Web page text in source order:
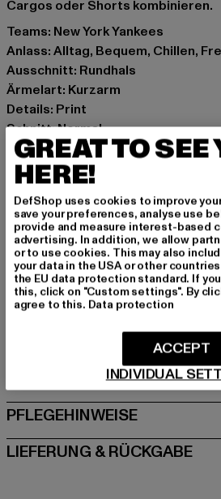
Cargos oder Shorts kombinieren.
Teams: New York Yankees
Anlass: Alltag, Bequem, Chillen,
Ausschnitt: Rundhals
Ärmelart: Kurzarm
Details: Print
Schnitt: Normal
Marke: New Era
Kat.: T-Shirts
Farbe: grau
Hersteller Farbe: lgh/black
Materialzusammensetzung: 100%
Art.Nr: 11863696-07204
Hersteller: New Era Cap GmbH |
germany@neweracap.com
GRÖSSE & PASSFORM
PFLEGEHINWEISE
LIEFERUNG & RÜCKGABE
GREAT TO SEE
HERE!
DefShop uses cookies to improve
save your preferences, analyse use
provide and measure interest-based
advertising. In addition, we allow
or to use cookies. This may also
your data in the USA or other
the EU data protection standard. If
this, click on "Custom settings". By
agree to this. Data protection
INDIVIDUAL
ACCEPT